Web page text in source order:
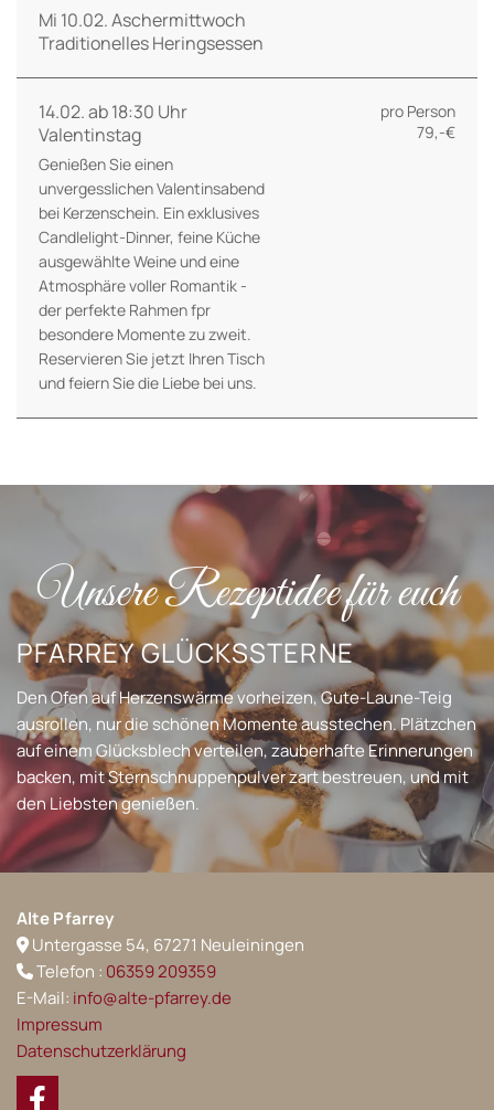
Mi 10.02. Aschermittwoch
Traditionelles Heringsessen
14.02. ab 18:30 Uhr
Valentinstag
pro Person
79,-€
Genießen Sie einen
unvergesslichen Valentinsabend
bei Kerzenschein. Ein exklusives
Candlelight-Dinner, feine Küche
ausgewählte Weine und eine
Atmosphäre voller Romantik -
der perfekte Rahmen fpr
besondere Momente zu zweit.
Reservieren Sie jetzt Ihren Tisch
und feiern Sie die Liebe bei uns.
Unsere Rezeptidee für euch
PFARREY GLÜCKSSTERNE
Den Ofen auf Herzenswärme vorheizen, Gute-Laune-Teig
ausrollen, nur die schönen Momente ausstechen. Plätzchen
auf einem Glücksblech verteilen, zauberhafte Erinnerungen
backen, mit Sternschnuppenpulver zart bestreuen, und mit
den Liebsten genießen.
Alte Pfarrey
 Untergasse 54, 67271 Neuleiningen
 Telefon : 06359 209359
E-Mail: info@alte-pfarrey.de
Impressum
Datenschutzerklärung